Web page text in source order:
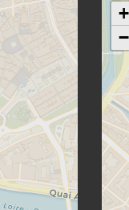
+
−